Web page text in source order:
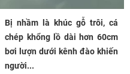
Bị nhầm là khúc gỗ trôi, cá
chép khổng lồ dài hơn 60cm
bơi lượn dưới kênh đào khiến
người...